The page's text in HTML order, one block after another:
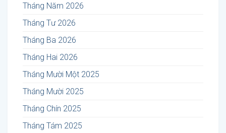
Tháng Năm 2026
Tháng Tư 2026
Tháng Ba 2026
Tháng Hai 2026
Tháng Mười Một 2025
Tháng Mười 2025
Tháng Chín 2025
Tháng Tám 2025